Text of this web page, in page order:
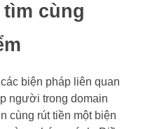
cùng
biện pháp liên quan
người trong domain
cùng rút tiền một biện